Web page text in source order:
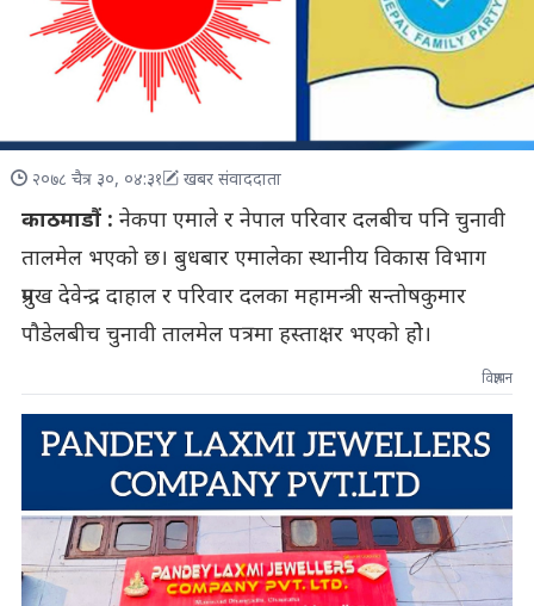
२०७८ चैत्र ३०, ०४:३१ खबर संवाददाता
काठमाडौं : नेकपा एमाले र नेपाल परिवार दलबीच पनि चुनावी
तालमेल भएको छ। बुधबार एमालेका स्थानीय विकास विभाग
प्रमुख देवेन्द्र दाहाल र परिवार दलका महामन्त्री सन्तोषकुमार
पौडेलबीच चुनावी तालमेल पत्रमा हस्ताक्षर भएको होे।
विज्ञापन